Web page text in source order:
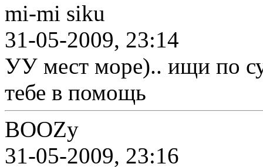
mi-mi siku
31-05-2009, 23:14
УУ мест море).. ищи по
тебе в помощь
BOOZy
31-05-2009, 23:16